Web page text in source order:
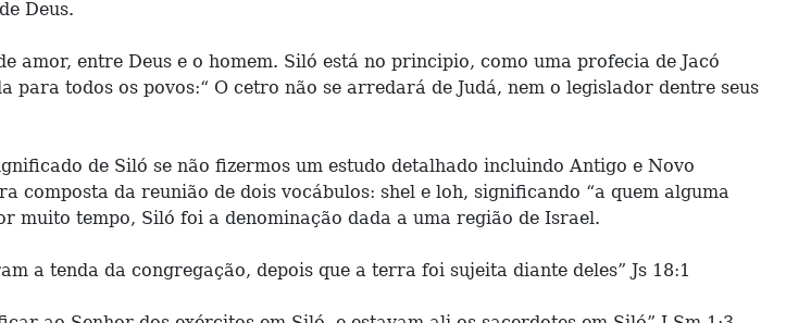
Deus.
entre Deus e o homem. Siló está no principio, como uma profecia de Jacó
todos os povos:“ O cetro não se arredará de Judá, nem o legislador dentre seus
de Siló se não fizermos um estudo detalhado incluindo Antigo e Novo
composta da reunião de dois vocábulos: shel e loh, significando “a quem alguma
muito tempo, Siló foi a denominação dada a uma região de Israel.
a tenda da congregação, depois que a terra foi sujeita diante deles” Js 18:1